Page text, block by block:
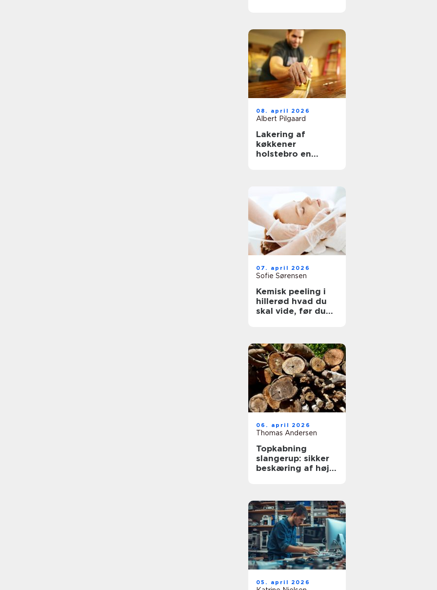
08. april 2026
Albert Pilgaard
Lakering af
køkkener
holstebro en
07. april 2026
Sofie Sørensen
Kemisk peeling i
hillerød hvad du
skal vide, før du
06. april 2026
Thomas Andersen
Topkabning
slangerup: sikker
beskæring af høje
05. april 2026